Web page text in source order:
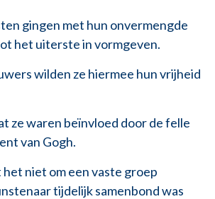
gingen met hun onvermengde
het uiterste in vormgeven.
wilden ze hiermee hun vrijheid
ze waren beïnvloed door de felle
van Gogh.
het niet om een vaste groep
tijdelijk samenbond was